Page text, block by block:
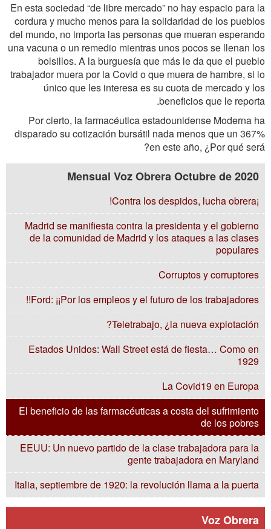
En esta sociedad “de libre mercado” no hay espacio para la
cordura y mucho menos para la solidaridad de los pueblos
del mundo, no importa las personas que mueran esperando
una vacuna o un remedio mientras unos pocos se llenan los
bolsillos. A la burguesía que más le da que el pueblo
trabajador muera por la Covid o que muera de hambre, si lo
único que les interesa es su cuota de mercado y los
beneficios que le reporta.
Por cierto, la farmacéutica estadounidense Moderna ha
disparado su cotización bursátil nada menos que un 367%
en este año, ¿Por qué será?
Mensual Voz Obrera Octubre de 2020
¡Contra los despidos, lucha obrera!
Madrid se manifiesta contra la presidenta y el gobierno
de la comunidad de Madrid y los ataques a las clases
populares
Corruptos y corruptores
Ford: ¡¡Por los empleos y el futuro de los trabajadores!!
Teletrabajo, ¿la nueva explotación?
Estados Unidos: Wall Street está de fiesta… Como en
1929
La Covid19 en Europa
El beneficio de las farmacéuticas a costa del sufrimiento
de los pobres
EEUU: Un nuevo partido de la clase trabajadora para la
gente trabajadora en Maryland
Italia, septiembre de 1920: la revolución llama a la puerta
Voz Obrera